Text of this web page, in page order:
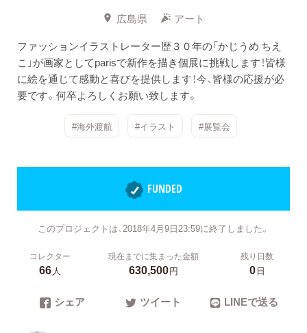
広島県
アート
ファッションイラストレーター歴３０年の「かじうめ ちえ
こ」が画家としてparisで新作を描き個展に挑戦します！皆様
に絵を通じて感動と喜びを提供します！今、皆様の応援が必
要です。何卒よろしくお願い致します。
#海外渡航 #イラスト #展覧会
FUNDED
このプロジェクトは、2018年4月9日23:59に終了しました。
コレクター
66人
現在までに集まった金額
630,500円
残り日数
0日
シェア ツイート LINEで送る